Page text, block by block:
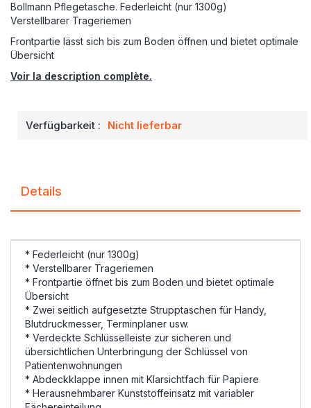
Bollmann Pflegetasche. Federleicht (nur 1300g)
Verstellbarer Trageriemen
Frontpartie lässt sich bis zum Boden öffnen und bietet optimale
Übersicht
Voir la description complète.
Verfügbarkeit : Nicht lieferbar
Details
* Federleicht (nur 1300g)
* Verstellbarer Trageriemen
* Frontpartie öffnet bis zum Boden und bietet optimale
Übersicht
* Zwei seitlich aufgesetzte Strupptaschen für Handy,
Blutdruckmesser, Terminplaner usw.
* Verdeckte Schlüsselleiste zur sicheren und
übersichtlichen Unterbringung der Schlüssel von
Patientenwohnungen
* Abdeckklappe innen mit Klarsichtfach für Papiere
* Herausnehmbarer Kunststoffeinsatz mit variabler